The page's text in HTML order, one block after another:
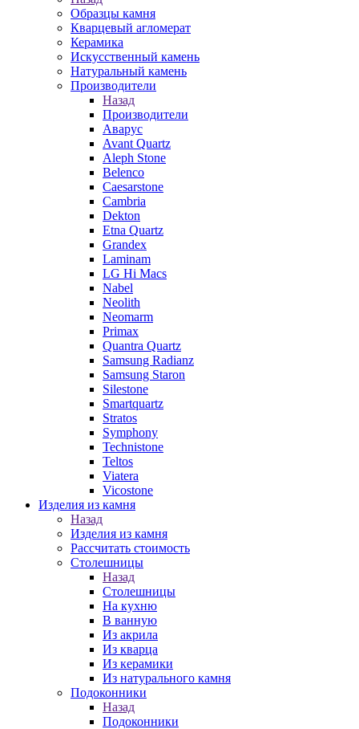
Образцы камня
Кварцевый агломерат
Керамика
Искусственный камень
Натуральный камень
Производители
Назад
Производители
Аварус
Avant Quartz
Aleph Stone
Belenco
Caesarstone
Cambria
Dekton
Etna Quartz
Grandex
Laminam
LG Hi Macs
Nabel
Neolith
Neomarm
Primax
Quantra Quartz
Samsung Radianz
Samsung Staron
Silestone
Smartquartz
Stratos
Symphony
Technistone
Teltos
Viatera
Vicostone
Изделия из камня
Назад
Изделия из камня
Рассчитать стоимость
Столешницы
Назад
Столешницы
На кухню
В ванную
Из акрила
Из кварца
Из керамики
Из натурального камня
Подоконники
Назад
Подоконники